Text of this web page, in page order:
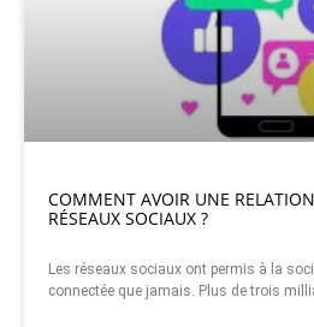
COMMENT AVOIR UNE
RÉSEAUX SOCIAUX ?
Les réseaux sociaux ont permis à la
connectée que jamais. Plus de trois